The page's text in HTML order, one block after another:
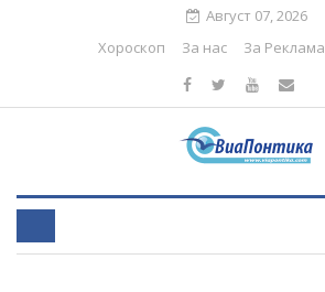
Август 07, 2026
Хороскоп
За нас За Реклама